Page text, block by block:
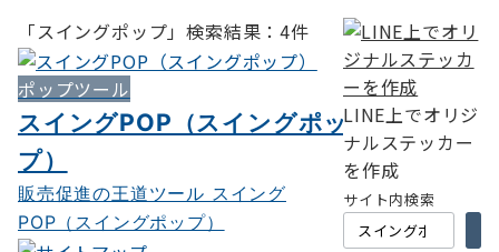
「スイングポップ」検索結果：4件
ポップツール
スイングPOP（スイングポッ
プ）
販売促進の王道ツール スイング
POP（スイングポップ）
LINE上でオリジ
ナルステッカー
を作成
サイト内検索